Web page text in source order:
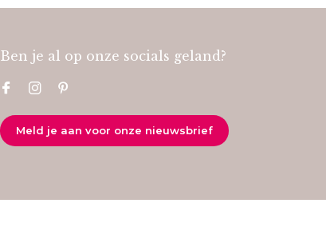
Ben je al op onze socials geland?
Meld je aan voor onze nieuwsbrief